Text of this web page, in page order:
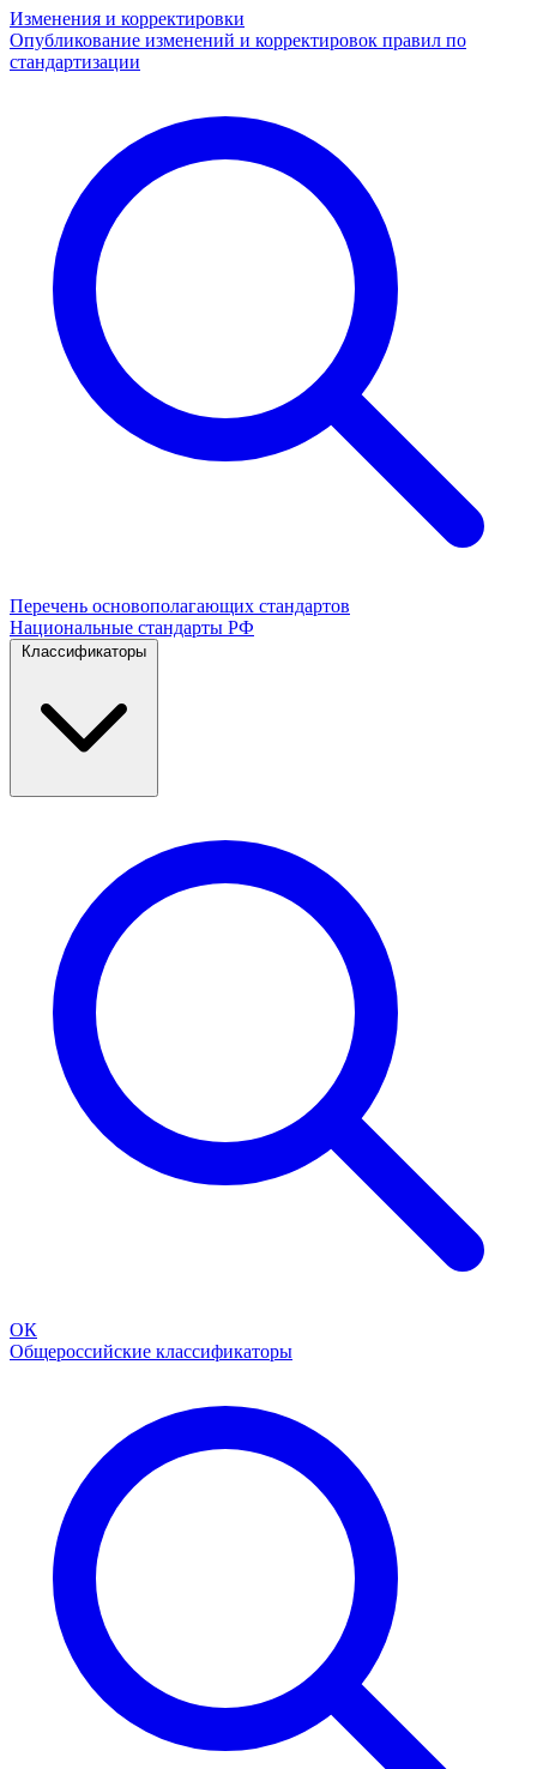
Изменения и корректировки
Опубликование изменений и корректировок правил по
стандартизации
Перечень основополагающих стандартов
Национальные стандарты РФ
Классификаторы
ОК
Общероссийские классификаторы